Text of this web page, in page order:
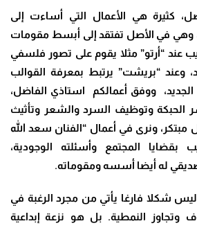
كثيرة هي الأعمال التي أساءت إلى
وهي في الأصل تفتقد إلى أبسط مقومات
عند “أرتو” مثلا يقوم على تصور فلسفي
وعند “بريشت” يرتبط بمعرفة القوالب
الجديد، ووفق أعمالكم استاذي الفاضل،
الحبكة وتوظيف السرد والشعر وتأثيث
ونرى في أعمال “الفنان سعد الله
بقضايا المجتمع وأسئلته الوجودية،
له أيضا أسسه ومقوماته.
شكلا فارغا يأتي من مجرد الرغبة في
وتجاوز النمطية. بل هو نزعة إبداعية